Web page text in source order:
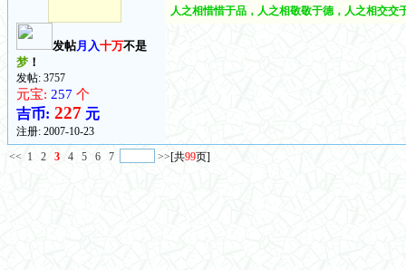
发帖月入十万不是
梦！
发帖: 3757
元宝: 257 个
吉币: 227 元
注册: 2007-10-23
人之相惜惜于品，人之相敬敬于德，人之相交
<< 1 2 3 4 5 6 7 >>[共99页]